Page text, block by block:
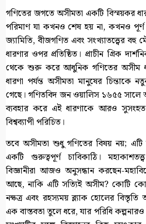
গণিতের জগতে অসীমতা একটি বিস্ময়কর
পরিমাণ যা কখনও শেষ হয় না, কখনও
জ্যামিতি, বীজগণিত এবং সংখ্যাতত্ত্বের বহু
ধারণার ওপর প্রতিষ্ঠিত। প্রাচীন গ্রিক
থেকে শুরু করে আধুনিক গণিতের অসীম
ধারণা পর্যন্ত অসীমতা মানুষের চিন্তাকে
গেছে। গণিতবিদ জন ওয়ালিস ১৬৫৫ সালে
ব্যবহার করে এই ধারণাকে আরও
বিশ্বব্যাপী পরিচিত।
তবে অসীমতা শুধু গণিতের বিষয় নয়; এটি
একটি গুরুত্বপূর্ণ চাবিকাঠি।
বিজ্ঞানীরা আজও অনুসন্ধান করছেন-
আছে, নাকি এটি সত্যিই অসীম? কোটি
নক্ষত্র এবং রহস্যময় ব্ল্যাক হোলের
এক বাস্তবতা তুলে ধরে, যার পরিধি